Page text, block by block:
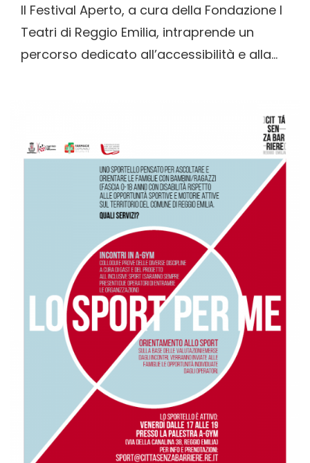
Il Festival Aperto, a cura della Fondazione I
Teatri di Reggio Emilia, intraprende un
percorso dedicato all’accessibilità e alla...